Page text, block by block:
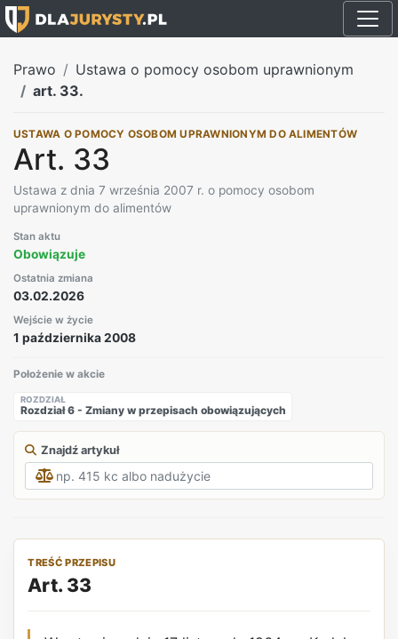
Prawo
Ustawa o pomocy osobom uprawnionym
art. 33.
USTAWA O POMOCY OSOBOM UPRAWNIONYM DO ALIMENTÓW
Art. 33
Ustawa z dnia 7 września 2007 r. o pomocy osobom
uprawnionym do alimentów
Stan aktu
Obowiązuje
Ostatnia zmiana
03.02.2026
Wejście w życie
1 października 2008
Położenie w akcie
ROZDZIAŁ
Rozdział 6 - Zmiany w przepisach obowiązujących
Znajdź artykuł
TREŚĆ PRZEPISU
Art. 33